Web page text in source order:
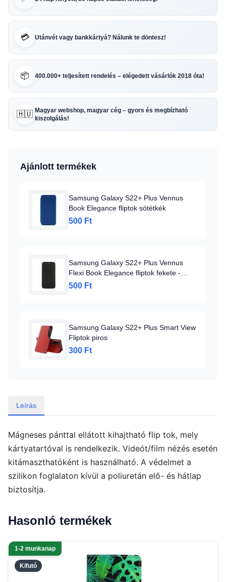
💳 Utánvét vagy bankkártyá? Nálunk te döntesz!
📦 400.000+ teljesített rendelés – elégedett vásárlók 2018 óta!
🇭🇺 Magyar webshop, magyar cég – gyors és megbízható
kiszolgálás!
Ajánlott termékek
Samsung Galaxy S22+ Plus Vennus
Book Elegance fliptok sötétkék
500 Ft
Samsung Galaxy S22+ Plus Vennus
Flexi Book Elegance fliptok fekete -
Függőlegesen nyíló
500 Ft
Samsung Galaxy S22+ Plus Smart View
Fliptok piros
300 Ft
Leírás
Mágneses pánttal ellátott kihajtható flip tok, mely
kártyatartóval is rendelkezik. Videót/film nézés esetén
kitámaszthatóként is használható. A védelmet a
szilikon foglalaton kívül a poliuretán elő- és hátlap
biztosítja.
Hasonló termékek
Kifutó
1-2 munkanap